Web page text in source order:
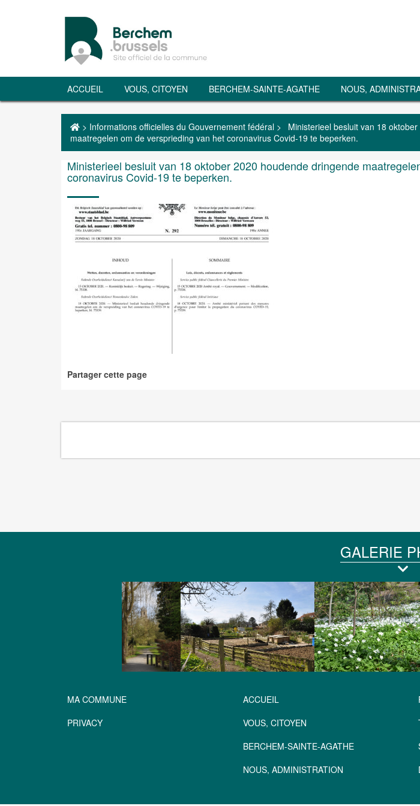
ACCUEIL VOUS, CITOYEN BERCHEM-SAINTE-AGATHE NOUS,
> Informations officielles du Gouvernement fédéral >
Ministerieel besluit van 18
maatregelen om de versprieding van het coronavirus Covid-19 te beperken.
Ministerieel besluit van 18 oktober 2020 houdende dringende
coronavirus Covid-19 te beperken.
Partager cette page
GALERIE
MA COMMUNE
PRIVACY
ACCUEIL
VOUS, CITOYEN
BERCHEM-SAINTE-AGATHE
NOUS, ADMINISTRATION